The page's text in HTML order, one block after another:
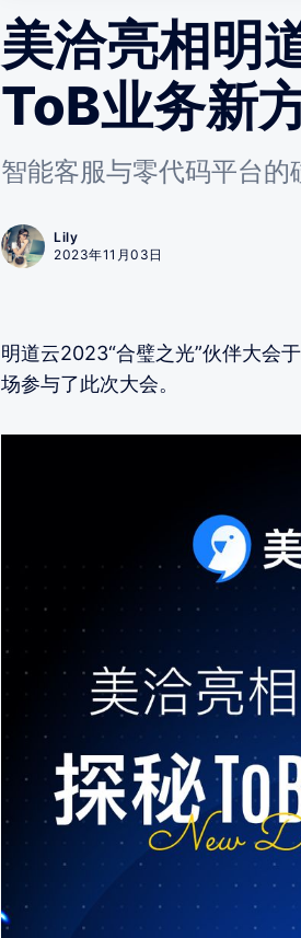
美洽亮相明
ToB业务新
智能客服与零代码平台的
Lily
2023年11月03日
明道云2023“合璧之光”伙伴大会
场参与了此次大会。